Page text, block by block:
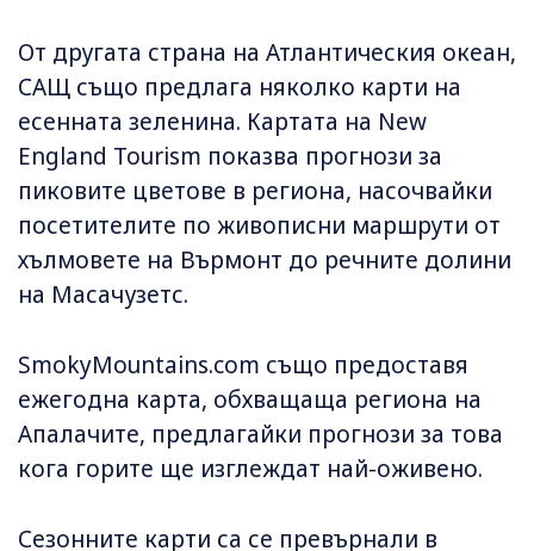
От другата страна на Атлантическия океан,
САЩ също предлага няколко карти на
есенната зеленина. Картата на New
England Tourism показва прогнози за
пиковите цветове в региона, насочвайки
посетителите по живописни маршрути от
хълмовете на Върмонт до речните долини
на Масачузетс.
SmokyMountains.com също предоставя
ежегодна карта, обхващаща региона на
Апалачите, предлагайки прогнози за това
кога горите ще изглеждат най-оживено.
Сезонните карти са се превърнали в